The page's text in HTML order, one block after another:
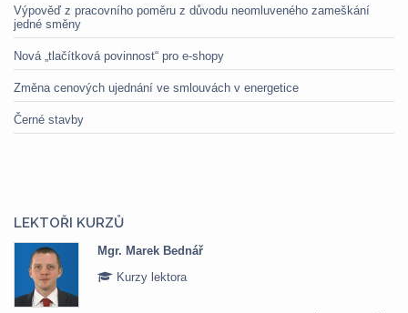
Výpověď z pracovního poměru z důvodu neomluveného zameškání
jedné směny
Nová „tlačítková povinnost“ pro e-shopy
Změna cenových ujednání ve smlouvách v energetice
Černé stavby
LEKTOŘI KURZŮ
Mgr. Marek Bednář
Kurzy lektora